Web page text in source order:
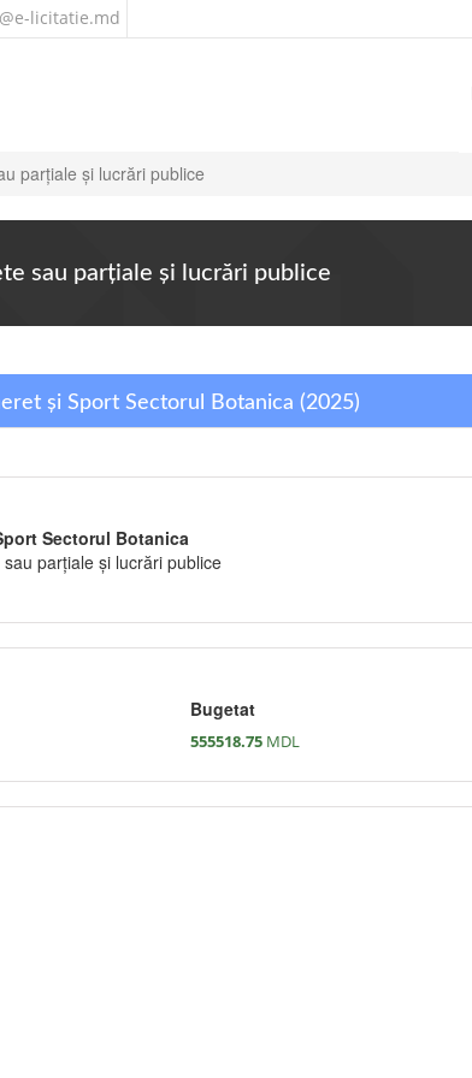
@e-licitatie.md
parţiale şi lucrări publice
sau parţiale şi lucrări publice
și Sport Sectorul Botanica (2025)
Sectorul Botanica
parţiale şi lucrări publice
Bugetat
555518.75 MDL